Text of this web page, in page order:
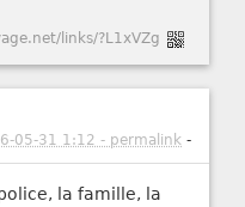
links/?L1xVZg
05-31 1:12 - permalink -
la famille, la